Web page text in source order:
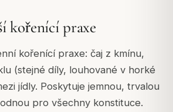
kořenící praxe
kořenící praxe: čaj z kmínu,
(stejné díly, louhované v horké
jídly. Poskytuje jemnou, trvalou
pro všechny konstituce.